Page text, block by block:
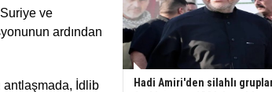
ve
ardından
antlaşmada, İdlib
Hadi Amiri'den silahlı